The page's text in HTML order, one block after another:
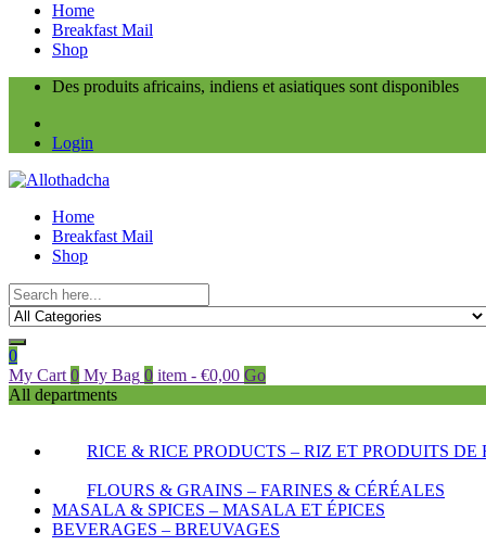
Home
Breakfast Mail
Shop
Des produits africains, indiens et asiatiques sont disponibles
Login
Home
Breakfast Mail
Shop
0
My Cart 0 My Bag 0 item - €0,00 Go
All departments
RICE & RICE PRODUCTS – RIZ ET PRODUITS DE
FLOURS & GRAINS – FARINES & CÉRÉALES
MASALA & SPICES – MASALA ET ÉPICES
BEVERAGES – BREUVAGES